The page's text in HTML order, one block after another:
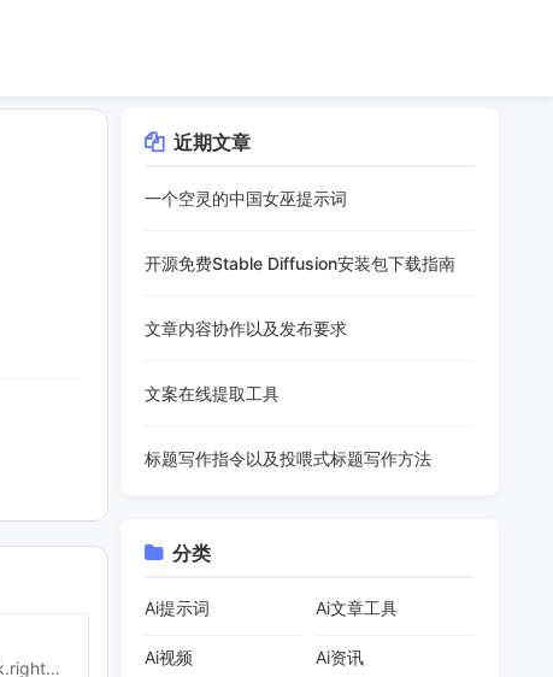
https://check.rightknights.com/
近期文章
一个空灵的中国女巫提示词
开源免费Stable Diffusion安装包下载指南
文章内容协作以及发布要求
文案在线提取工具
标题写作指令以及投喂式标题写作方法
分类
Ai提示词 Ai文章工具
Ai视频 Ai资讯